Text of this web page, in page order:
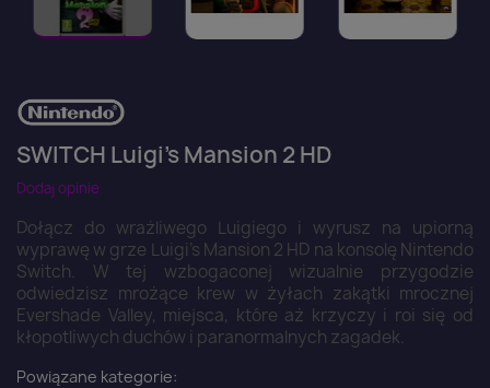
SWITCH Luigi's Mansion 2 HD
Dodaj opinie
Dołącz do wrażliwego Luigiego i wyrusz na upiorną
wyprawę w grze Luigi's Mansion 2 HD na konsolę Nintendo
Switch. W tej wzbogaconej wizualnie przygodzie
odwiedzisz mrożące krew w żyłach zakątki mrocznej
Evershade Valley, miejsca, które aż krzyczy i roi się od
kłopotliwych duchów i paranormalnych zagadek.
Powiązane kategorie: